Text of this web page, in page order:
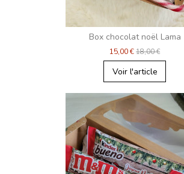
Box chocolat noël Lama
15,00 € 18,00 €
Voir l'article